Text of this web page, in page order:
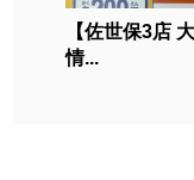
【佐世保3店
情...